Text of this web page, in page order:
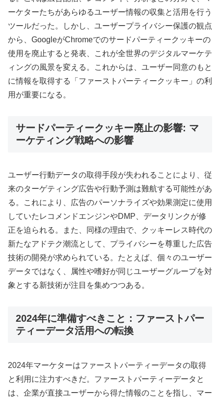
ーケターたちがあらゆるユーザー情報の収集と活用を行う
ツールだった。しかし、ユーザープライバシー保護の観点
から、GoogleがChromeでのサードパーティークッキーの
使用を廃止すると発表、これが全世界のデジタルマーケテ
ィングの風景を変える。これからは、ユーザー同意のもと
に情報を取得する「ファーストパーティークッキー」の利
用が重要になる。
サードパーティークッキー廃止の影響: マ
ーケティング戦略への影響
ユーザー行動データの取得手段が失われることにより、従
来のターゲティング広告や行動予測は難航する可能性があ
る。これにより、広告のパーソナライズや効果測定に使用
していたレコメンドエンジンやDMP、データリンクが修
正を迫られる。また、同様の理由で、クッキーレス時代の
新たなアドテク潮流として、プライバシーを尊重した広告
技術の開発が求められている。たとえば、個々のユーザー
データではなく、属性や嗜好が同じユーザーグループを対
象とする新技術が注目を集めつつある。
2024年に準備すべきこと：ファーストパー
ティーデータ活用への転換
2024年マーケターはファーストパーティーデータの取得
と利用に注力すべきだ。ファーストパーティーデータと
は、企業が直接ユーザーから得た情報のことを指し、マー